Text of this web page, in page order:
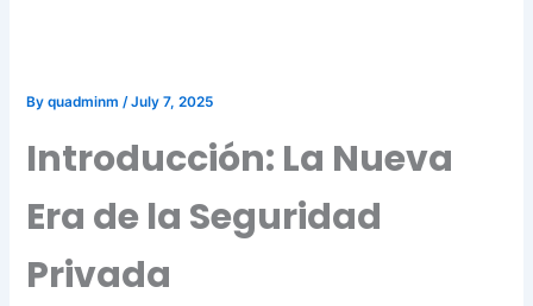
Byquadminm/July 7, 2025
Introducción: La Nueva
Era de la Seguridad
Privada